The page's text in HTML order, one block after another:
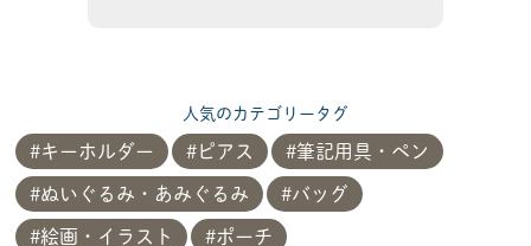
人気のカテゴリータグ
キーホルダー ピアス 筆記用具・ペン
ぬいぐるみ・あみぐるみ バッグ
絵画・イラスト ポーチ